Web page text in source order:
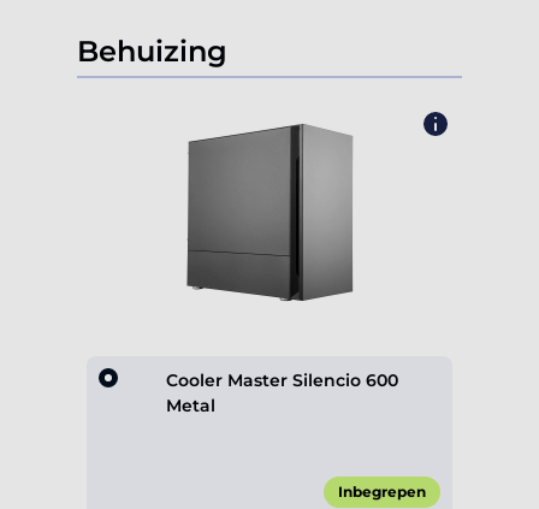
Behuizing
Cooler Master Silencio 600
Metal
Inbegrepen